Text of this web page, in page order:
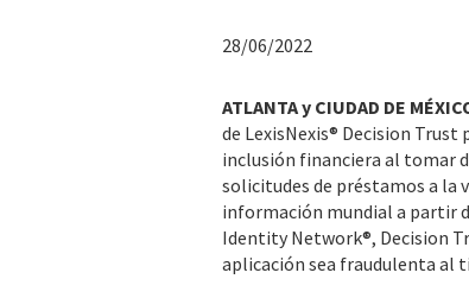
28/06/2022
ATLANTA y CIUDAD DE
de LexisNexis® Decision
inclusión financiera al tomar
solicitudes de préstamos a la
información mundial a partir
Identity Network®, Decision
aplicación sea fraudulenta al